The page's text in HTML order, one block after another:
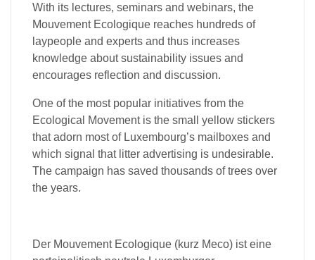
With its lectures, seminars and webinars, the
Mouvement Ecologique reaches hundreds of
laypeople and experts and thus increases
knowledge about sustainability issues and
encourages reflection and discussion.
One of the most popular initiatives from the
Ecological Movement is the small yellow stickers
that adorn most of Luxembourg’s mailboxes and
which signal that litter advertising is undesirable.
The campaign has saved thousands of trees over
the years.
Der Mouvement Ecologique (kurz Meco) ist eine